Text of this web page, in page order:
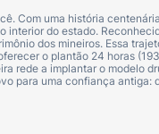
Com uma história
do estado.
dos mineiros. Essa
o plantão 24 horas
rede a implantar o modelo
para uma confiança